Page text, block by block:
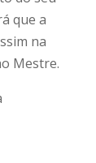
que a
na
Mestre.